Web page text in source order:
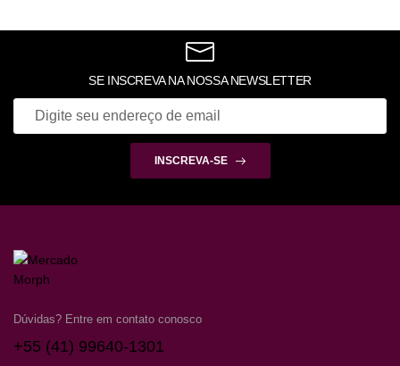
SE INSCREVA NA NOSSA NEWSLETTER
INSCREVA-SE
Dúvidas? Entre em contato conosco
+55 (41) 99640-1301